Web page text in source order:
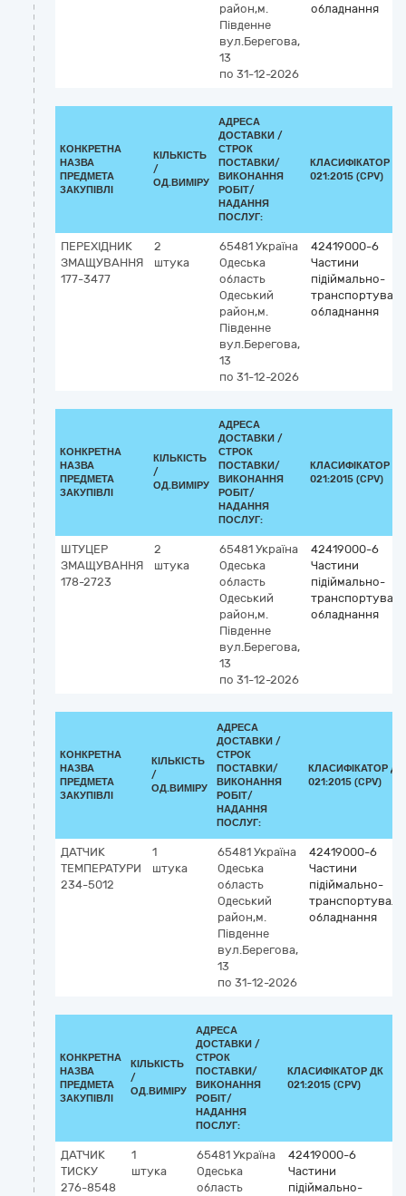
район,м.
Південне
вул.Берегова,
13
по 31-12-2026
обладнання
КОНКРЕТНА
НАЗВА
ПРЕДМЕТА
ЗАКУПІВЛІ
КІЛЬКІСТЬ
/
ОД.ВИМІРУ
АДРЕСА
ДОСТАВКИ /
СТРОК
ПОСТАВКИ/
ВИКОНАННЯ
РОБІТ/
НАДАННЯ
ПОСЛУГ:
КЛАСИФІКАТОР ДК
021:2015 (CPV)
ПЕРЕХІДНИК
ЗМАЩУВАННЯ
177-3477
2
штука
65481 Україна
Одеська
область
Одеський
район,м.
Південне
вул.Берегова,
13
по 31-12-2026
42419000-6
Частини
підіймально-
обладнання
КОНКРЕТНА
НАЗВА
ПРЕДМЕТА
ЗАКУПІВЛІ
КІЛЬКІСТЬ
/
ОД.ВИМІРУ
АДРЕСА
ДОСТАВКИ /
СТРОК
ПОСТАВКИ/
ВИКОНАННЯ
РОБІТ/
НАДАННЯ
ПОСЛУГ:
КЛАСИФІКАТОР ДК
021:2015 (CPV)
ШТУЦЕР
ЗМАЩУВАННЯ
178-2723
2
штука
65481 Україна
Одеська
область
Одеський
район,м.
Південне
вул.Берегова,
13
по 31-12-2026
42419000-6
Частини
підіймально-
обладнання
КОНКРЕТНА
НАЗВА
ПРЕДМЕТА
ЗАКУПІВЛІ
КІЛЬКІСТЬ
/
ОД.ВИМІРУ
АДРЕСА
ДОСТАВКИ /
СТРОК
ПОСТАВКИ/
ВИКОНАННЯ
РОБІТ/
НАДАННЯ
ПОСЛУГ:
КЛАСИФІКАТОР ДК
021:2015 (CPV)
ДАТЧИК
ТЕМПЕРАТУРИ
234-5012
1
штука
65481 Україна
Одеська
область
Одеський
район,м.
Південне
вул.Берегова,
13
по 31-12-2026
42419000-6
Частини
підіймально-
обладнання
КОНКРЕТНА
НАЗВА
ПРЕДМЕТА
ЗАКУПІВЛІ
КІЛЬКІСТЬ
/
ОД.ВИМІРУ
АДРЕСА
ДОСТАВКИ /
СТРОК
ПОСТАВКИ/
ВИКОНАННЯ
РОБІТ/
НАДАННЯ
ПОСЛУГ:
КЛАСИФІКАТОР ДК
021:2015 (CPV)
ДАТЧИК
ТИСКУ
276-8548
1
штука
65481 Україна
Одеська
область
42419000-6
Частини
підіймально-